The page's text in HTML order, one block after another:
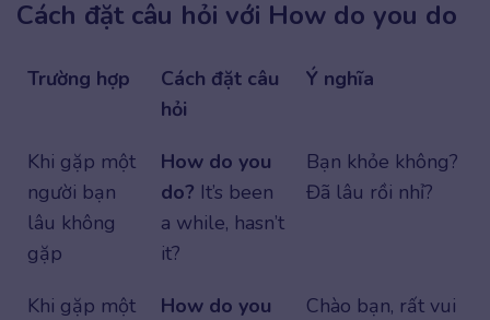
Cách đặt câu hỏi với How do you do
Trường hợp
Cách đặt câu
hỏi
Ý nghĩa
Khi gặp một
người bạn
lâu không
gặp
How do you
do? It’s been
a while, hasn’t
it?
Bạn khỏe không?
Đã lâu rồi nhỉ?
Khi gặp một
How do you
Chào bạn, rất vui